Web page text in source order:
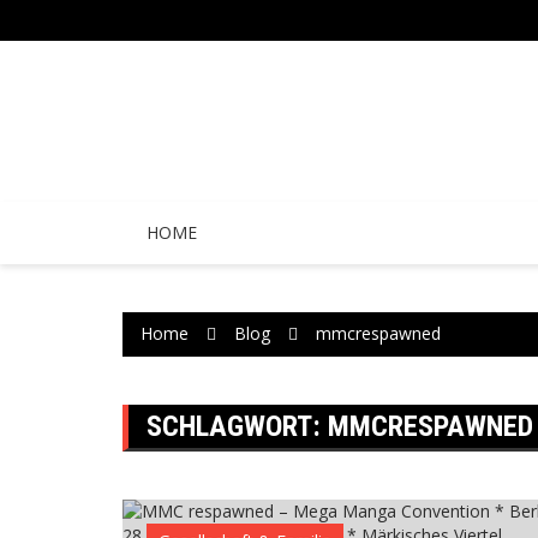
to
HOME
Home Blog mmcrespawned
SCHLAGWORT: MMCRESPAWNED